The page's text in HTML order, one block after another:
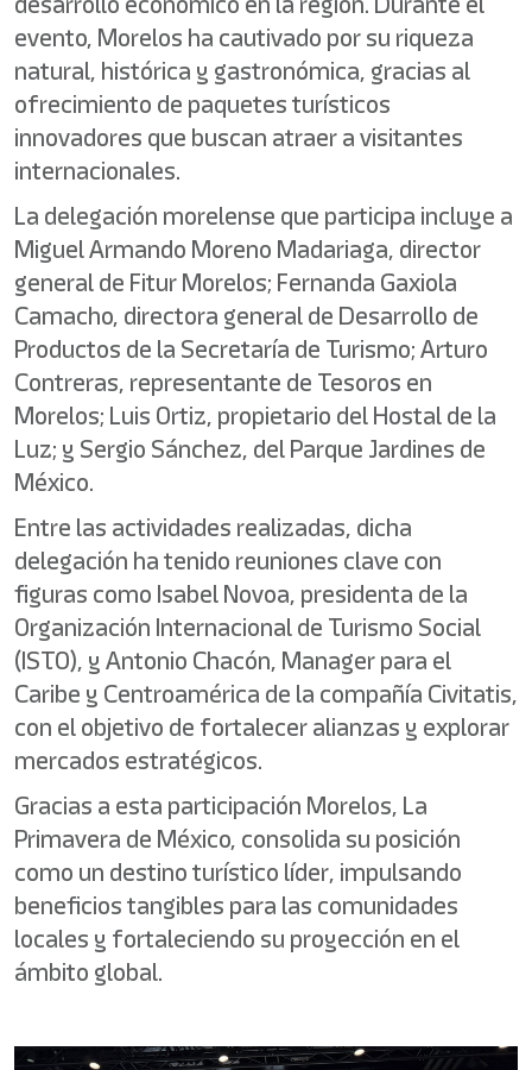
evento, Morelos ha cautivado por su riqueza
natural, histórica y gastronómica, gracias al
ofrecimiento de paquetes turísticos
innovadores que buscan atraer a visitantes
internacionales.
La delegación morelense que participa incluye a
Miguel Armando Moreno Madariaga, director
general de Fitur Morelos; Fernanda Gaxiola
Camacho, directora general de Desarrollo de
Productos de la Secretaría de Turismo; Arturo
Contreras, representante de Tesoros en
Morelos; Luis Ortiz, propietario del Hostal de la
Luz; y Sergio Sánchez, del Parque Jardines de
México.
Entre las actividades realizadas, dicha
delegación ha tenido reuniones clave con
figuras como Isabel Novoa, presidenta de la
Organización Internacional de Turismo Social
(ISTO), y Antonio Chacón, Manager para el
Caribe y Centroamérica de la compañía Civitatis,
con el objetivo de fortalecer alianzas y explorar
mercados estratégicos.
Gracias a esta participación Morelos, La
Primavera de México, consolida su posición
como un destino turístico líder, impulsando
beneficios tangibles para las comunidades
locales y fortaleciendo su proyección en el
ámbito global.